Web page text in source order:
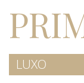
LUXO